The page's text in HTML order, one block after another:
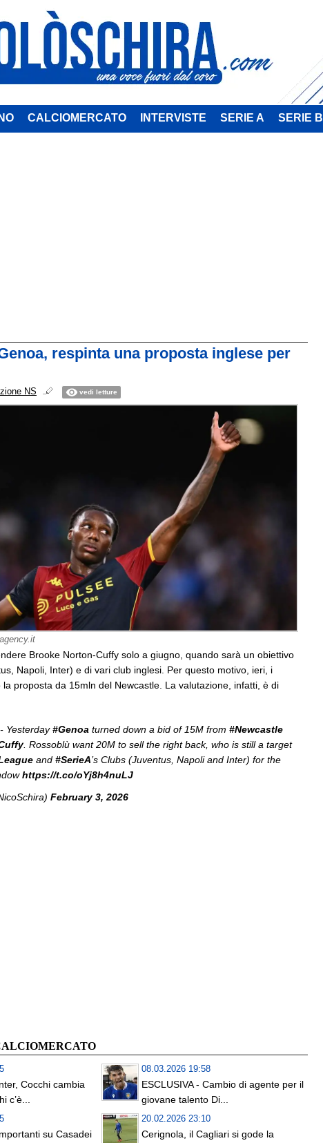
CALCIOMERCATO INTERVISTE SERIE A SERIE B
respinta una proposta inglese per
NS vedi letture
Brooke Norton-Cuffy solo a giugno, quando sarà un obiettivo
Napoli, Inter) e di vari club inglesi. Per questo motivo, ieri, i
proposta da 15mln del Newcastle. La valutazione, infatti, è di
Yesterday#Genoa turned down a bid of 15M from #Newcastle
. Rossoblù want 20M to sell the right back, who is still a target
and #SerieA’s Clubs (Juventus, Napoli and Inter) for the
https://t.co/oYj8h4nuLJ
February 3, 2026
Cocchi cambia
c’è...
08.03.2026 19:58
ESCLUSIVA - Cambio di agente per il
giovane talento Di...
su Casadei
20.02.2026 23:10
Cerignola, il Cagliari si gode la